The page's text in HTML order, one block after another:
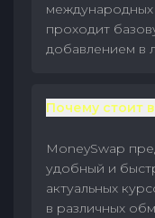
проходит
добавлением в
Почему стоит
MoneySwap
удобный и
актуальных
в различных